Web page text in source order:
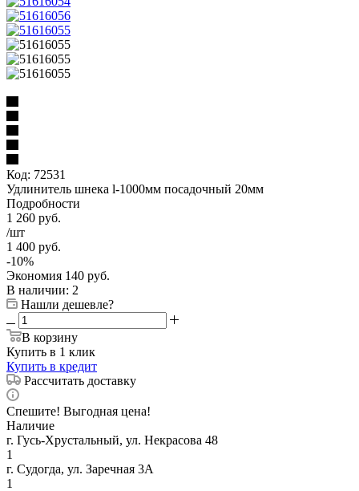
Код: 72531
Удлинитель шнека l-1000мм посадочный 20мм
Подробности
1 260 руб.
/шт
1 400 руб.
-10%
Экономия 140 руб.
В наличии: 2
Нашли дешевле?
В корзину
Купить в 1 клик
Купить в кредит
Рассчитать доставку
Спешите! Выгодная цена!
Наличие
г. Гусь-Хрустальный, ул. Некрасова 48
1
г. Судогда, ул. Заречная 3А
1